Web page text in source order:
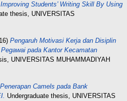
Improving Students’ Writing Skill By Using
thesis, UNIVERSITAS
Pengaruh Motivasi Kerja dan Disiplin
pada Kantor Kecamatan
UNIVERSITAS MUHAMMADIYAH
Penerapan Camels pada Bank
Undergraduate thesis, UNIVERSITAS